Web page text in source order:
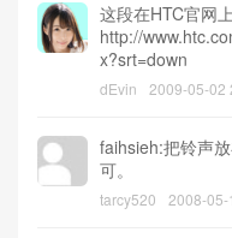
这段在HTC官网
http://
x?srt=down
dEvin 2009-05-02
faihsieh:把铃声
可。
tarcy520 2008-